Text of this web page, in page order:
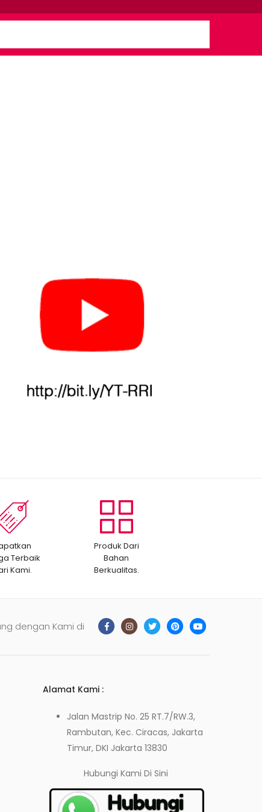
Terbaik
Kami.
Produk Dari
Bahan
Berkualitas.
dengan Kami di
Alamat Kami :
Jalan Mastrip No. 25 RT.7/RW.3,
Rambutan, Kec. Ciracas, Jakarta
Timur, DKI Jakarta 13830
Hubungi KamiDi Sini